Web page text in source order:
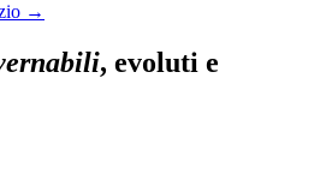
→
, evoluti e